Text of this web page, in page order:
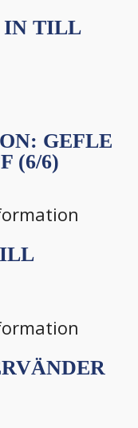
IN TILL
GEFLE
(6/6)